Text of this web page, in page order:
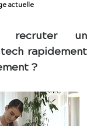
actuelle
recruter un
rapidement
?